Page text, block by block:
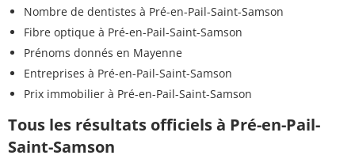
Nombre de dentistes à Pré-en-Pail-Saint-Samson
Fibre optique à Pré-en-Pail-Saint-Samson
Prénoms donnés en Mayenne
Entreprises à Pré-en-Pail-Saint-Samson
Prix immobilier à Pré-en-Pail-Saint-Samson
Tous les résultats officiels à Pré-en-Pail-
Saint-Samson